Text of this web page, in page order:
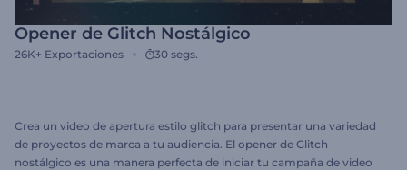
Opener de Glitch Nostálgico
26K+ Exportaciones 30 segs.
Crea un video de apertura estilo glitch para presentar una variedad
de proyectos de marca a tu audiencia. El opener de Glitch
nostálgico es una manera perfecta de iniciar tu campaña de video